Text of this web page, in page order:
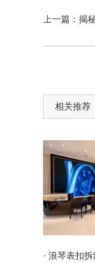
上一篇： 揭
相关推荐
· 浪琴表扣